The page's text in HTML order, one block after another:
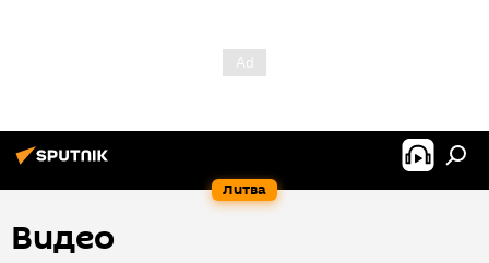
Литва
Видео